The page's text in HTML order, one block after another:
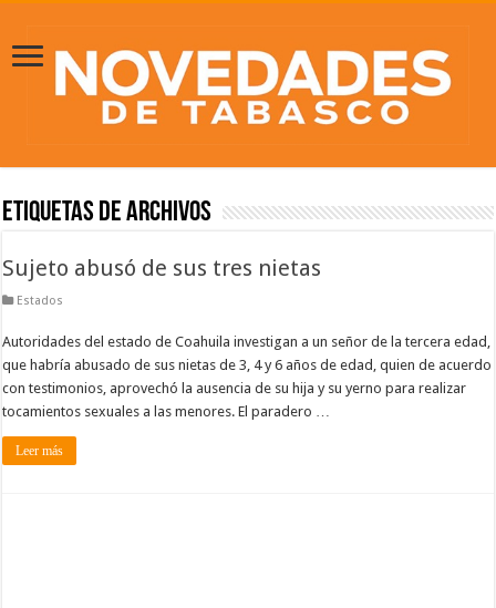
Etiquetas de Archivos
Sujeto abusó de sus tres nietas
Estados
Autoridades del estado de Coahuila investigan a un señor de la tercera edad,
que habría abusado de sus nietas de 3, 4 y 6 años de edad, quien de acuerdo
con testimonios, aprovechó la ausencia de su hija y su yerno para realizar
tocamientos sexuales a las menores. El paradero …
Leer más